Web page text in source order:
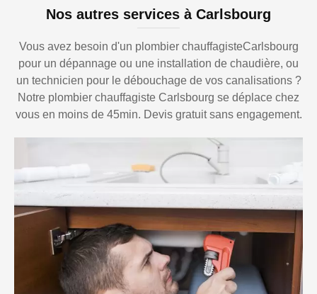
Nos autres services à Carlsbourg
Vous avez besoin d'un plombier chauffagisteCarlsbourg
pour un dépannage ou une installation de chaudière, ou
un technicien pour le débouchage de vos canalisations ?
Notre plombier chauffagiste Carlsbourg se déplace chez
vous en moins de 45min. Devis gratuit sans engagement.